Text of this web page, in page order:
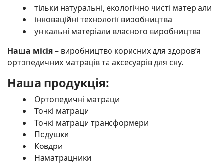
тільки натуральні, екологічно чисті матеріали
інноваційні технології виробництва
унікальні матеріали власного виробництва
Наша місія– виробництво корисних для здоров’я
ортопедичних матраців та аксесуарів для сну.
Наша продукція:
Ортопедичні матраци
Тонкі матраци
Тонкі матраци трансформери
Подушки
Ковдри
Наматрацники